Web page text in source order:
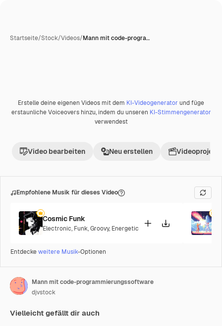
Startseite/Stock/Videos/Mann mit code-progra…
Premium
Erstelle deine eigenen Videos mit dem KI-Videogenerator und füge
erstaunliche Voiceovers hinzu, indem du unseren KI-Stimmengenerator
verwendest
Video bearbeiten Neu erstellen Videoprojekt
Empfohlene Musik für dieses Video
Cosmic Funk
Electronic, Funk,Groovy, Energetic
Entdeckeweitere Musik-Optionen
Mann mit code-programmierungssoftware
djvstock
Vielleicht gefällt dir auch